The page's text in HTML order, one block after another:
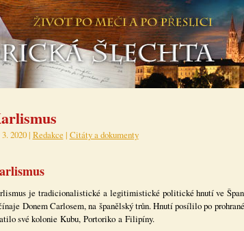
2020 | Redakce | Citáty a dokumenty
je tradicionalistické a legitimistické politické hnutí ve
Donem Carlosem, na španělský trůn. Hnutí posílilo po
své kolonie Kubu, Portoriko a Filipíny.